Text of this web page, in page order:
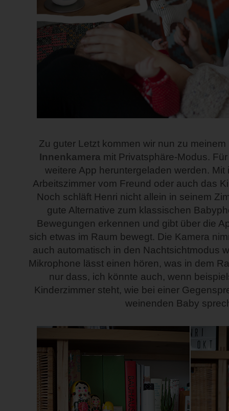
Zu guter Letzt kommen wir nun zu
Innenkamera mit Privatsphäre-Modus.
weitere App heruntergeladen werden.
Arbeitszimmer vom Freund oder auch das
Noch schläft Henri nicht allein in seinem
gute Alternative zum klassischen
Bewegungen erkennen und gibt über die
sich etwas im Raum bewegt. Die Kamera
auch automatisch in den Nachtsichtmodus
Mikrophone lässt einen hören, was in dem
nur dass, ich könnte auch, wenn
Kinderzimmer steht, wie bei einer
weinenden Baby